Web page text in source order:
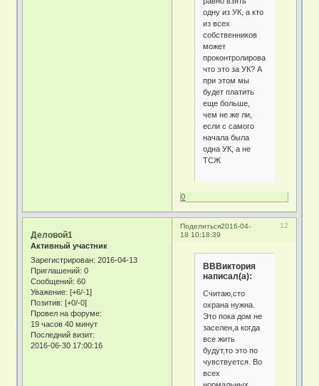
одну из УК, а кто
из всех
собственников
может
проконтролировать,
что это за УК? А
при этом мы
будет платить
еще больше,
чем не же ли,
если с самого
начала была
одна УК, а не
ТСЖ
0
Поделиться 12
2016-04-
18 10:18:39
Деловой1
Активный участник
Зарегистрирован: 2016-04-13
Приглашений: 0
Сообщений: 60
Уважение: [+6/-1]
Позитив: [+0/-0]
Провел на форуме:
19 часов 40 минут
Последний визит:
2016-06-30 17:00:16
ВВВиктория
написал(а):
Считаю,сто
охрана нужна.
Это пока дом не
заселен,а когда
все жить
будут,то это по
чувствуется. Во
всех
нормальных